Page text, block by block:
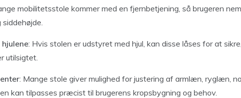
mobilitetsstole kommer med en fjernbetjening, så brugeren
: Hvis stolen er udstyret med hjul, kan disse låses for at
utilsigtet.
: Mange stole giver mulighed for justering af armlæn, ryglæn,
kan tilpasses præcist til brugerens kropsbygning og behov.